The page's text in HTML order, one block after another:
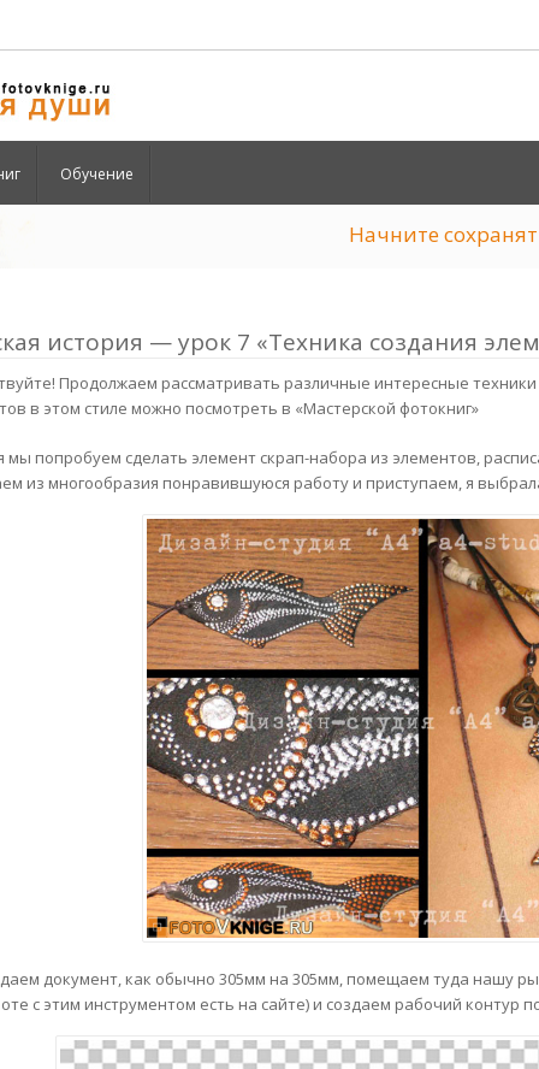
Обучение
Начните
история — урок 7 «Техника создания
Продолжаем рассматривать различные интересные
в этом стиле можно посмотреть в «Мастерской фотокниг»
мы попробуем сделать элемент скрап-набора из элементов,
из многообразия понравившуюся работу и приступаем, я
документ, как обычно 305мм на 305мм, помещаем туда нашу
с этим инструментом есть на сайте) и создаем рабочий контур